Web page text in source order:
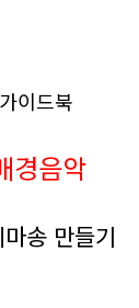
이드북
경음악
송 만들기